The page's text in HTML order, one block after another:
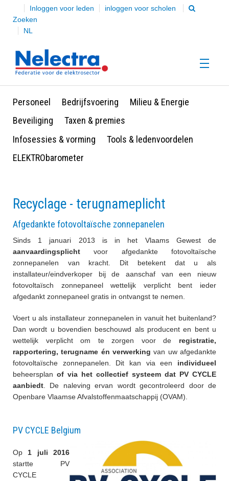
Inloggen voor leden
inloggen voor scholen
Zoeken
NL
HOME
Over Nelectra
Onze leden
Lid worden
Webshop
Contact
Personeel Bedrijfsvoering
Milieu & Energie
Beveiliging
Taxen & premies
Infosessies & vorming
Tools & ledenvoordelen
ELEKTRObarometer
Recyclage - terugnameplicht
Afgedankte fotovoltaïsche zonnepanelen
Sinds 1 januari 2013 is in het Vlaams Gewest de
aanvaardingsplicht voor afgedankte fotovoltaïsche
zonnepanelen van kracht. Dit betekent dat u als
installateur/eindverkoper bij de aanschaf van een nieuw
fotovoltaïsch zonnepaneel wettelijk verplicht bent ieder
afgedankt zonnepaneel gratis in ontvangst te nemen.
Voert u als installateur zonnepanelen in vanuit het buitenland?
Dan wordt u bovendien beschouwd als producent en bent u
wettelijk verplicht om te zorgen voor de registratie,
rapportering, terugname én verwerkingvan uw afgedankte
fotovoltaïsche zonnepanelen. Dit kan via een individueel
beheersplan of via het collectief systeem dat PV CYCLE
aanbiedt . De naleving ervan wordt gecontroleerd door de
Openbare Vlaamse Afvalstoffenmaatschappij (OVAM).
PV CYCLE Belgium
Op 1 juli 2016
startte PV
CYCLE